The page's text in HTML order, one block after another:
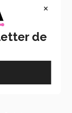
las
generaciones
×
de